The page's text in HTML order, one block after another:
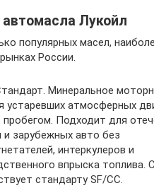
Лукойл
популярных масел,
России.
Минеральное
устаревших атмосферных
Подходит для
и зарубежных авто без
интеркулеров и
впрыска топлива.
стандарту SF/CC.